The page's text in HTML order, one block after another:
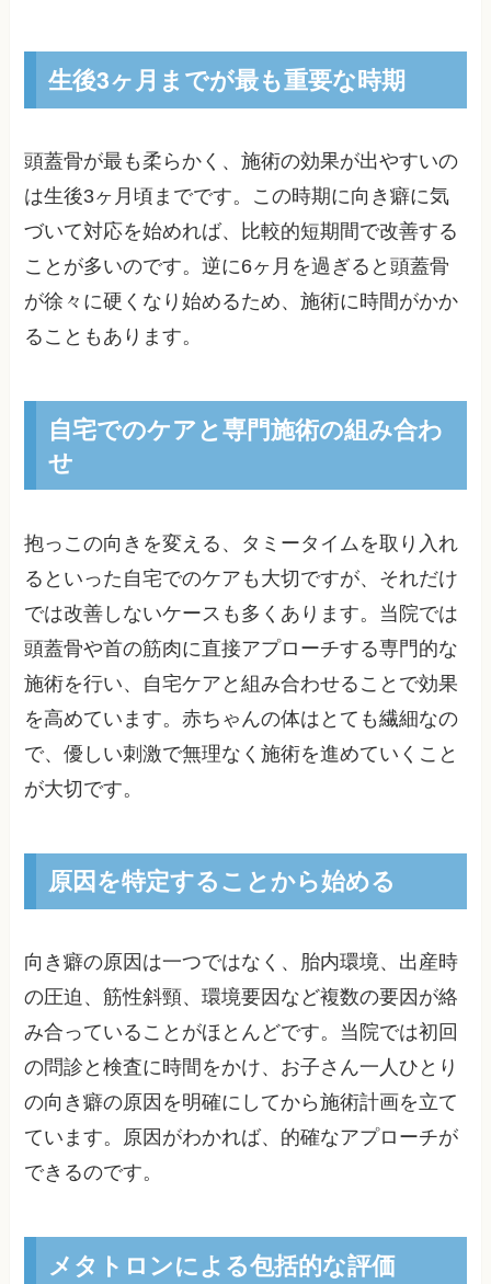
生後3ヶ月までが最も重要な時期
頭蓋骨が最も柔らかく、施術の効果が出やすいの
は生後3ヶ月頃までです。この時期に向き癖に気
づいて対応を始めれば、比較的短期間で改善する
ことが多いのです。逆に6ヶ月を過ぎると頭蓋骨
が徐々に硬くなり始めるため、施術に時間がかか
ることもあります。
自宅でのケアと専門施術の組み合わ
せ
抱っこの向きを変える、タミータイムを取り入れ
るといった自宅でのケアも大切ですが、それだけ
では改善しないケースも多くあります。当院では
頭蓋骨や首の筋肉に直接アプローチする専門的な
施術を行い、自宅ケアと組み合わせることで効果
を高めています。赤ちゃんの体はとても繊細なの
で、優しい刺激で無理なく施術を進めていくこと
が大切です。
原因を特定することから始める
向き癖の原因は一つではなく、胎内環境、出産時
の圧迫、筋性斜頸、環境要因など複数の要因が絡
み合っていることがほとんどです。当院では初回
の問診と検査に時間をかけ、お子さん一人ひとり
の向き癖の原因を明確にしてから施術計画を立て
ています。原因がわかれば、的確なアプローチが
できるのです。
メタトロンによる包括的な評価